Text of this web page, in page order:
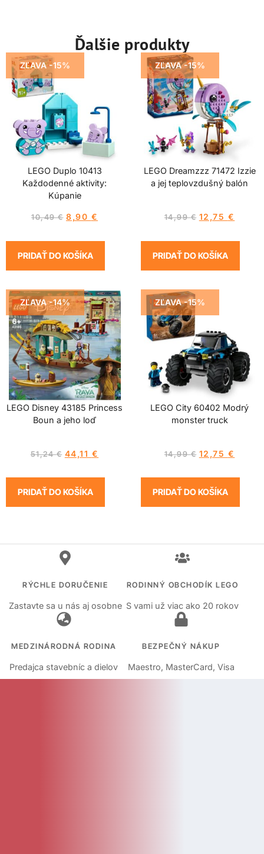
Ďalšie produkty
ZĽAVA -15%
LEGO Duplo 10413
Každodenné aktivity:
Kúpanie
10,49€ 8,90 €
PRIDAŤ DO KOŠÍKA
ZĽAVA -15%
LEGO Dreamzzz 71472 Izzie
a jej teplovzdušný balón
14,99€ 12,75 €
PRIDAŤ DO KOŠÍKA
ZĽAVA -14%
LEGO Disney 43185 Princess
Boun a jeho loď
51,24€ 44,11 €
PRIDAŤ DO KOŠÍKA
ZĽAVA -15%
LEGO City 60402 Modrý
monster truck
14,99€ 12,75 €
PRIDAŤ DO KOŠÍKA
RÝCHLE DORUČENIE
Zastavte sa u nás aj osobne
RODINNÝ OBCHODÍK LEGO
S vami už viac ako 20 rokov
MEDZINÁRODNÁ RODINA
Predajca stavebníc a dielov
BEZPEČNÝ NÁKUP
Maestro, MasterCard, Visa